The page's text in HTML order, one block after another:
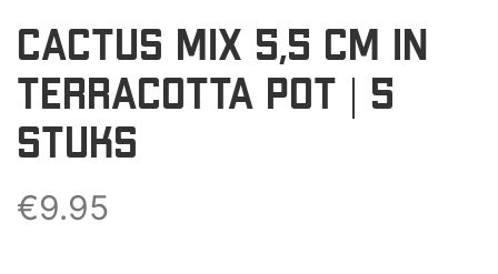
CACTUS MIX 5,5 CM IN
TERRACOTTA POT | 5
STUKS
€9.95